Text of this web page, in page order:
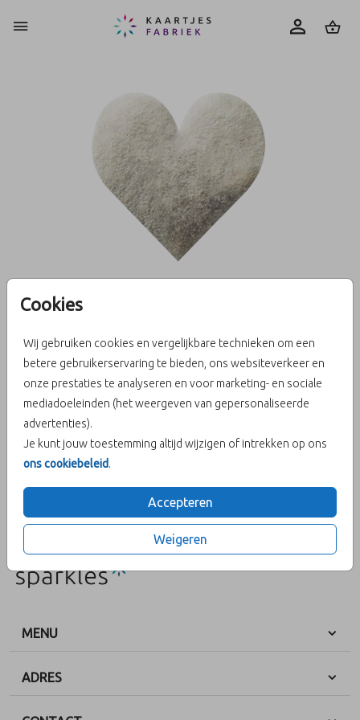
Cookies
Wij gebruiken cookies en vergelijkbare technieken om een
betere gebruikerservaring te bieden, ons websiteverkeer en
onze prestaties te analyseren en voor marketing- en sociale
mediadoeleinden (het weergeven van gepersonaliseerde
advertenties).
Je kunt jouw toestemming altijd wijzigen of intrekken op ons
ons cookiebeleid.
Accepteren
Weigeren
Sluitzegel zilverfolie hartje
Helaas is dit product tijdelijk uitverkocht!
Heb je vragen? Neem dan contact met ons op.
OMSCHRIJVING
Prijs:€ 6,50 per 25 zegels
MENU
ADRES